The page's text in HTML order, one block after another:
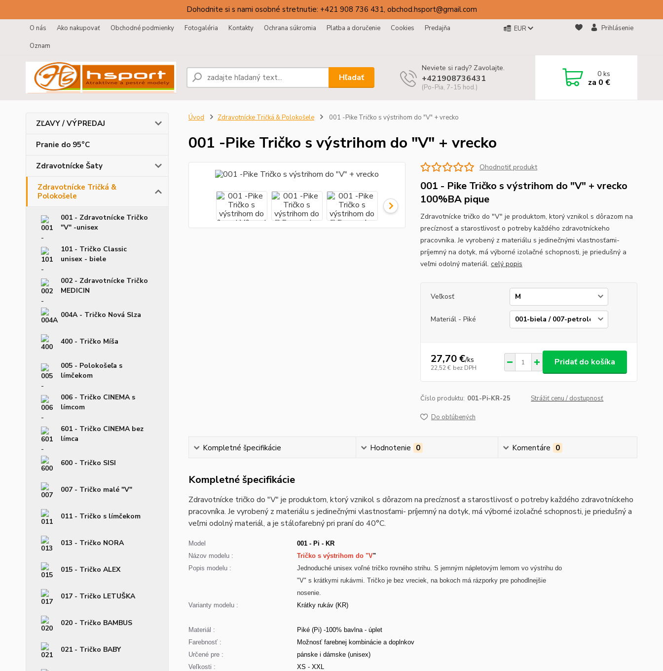
Dohodnite si s nami osobné stretnutie: +421 908 736 431, obchod.hsport@gmail.com
O nás Ako nakupovať Obchodné podmienky Fotogaléria Kontakty Ochrana súkromia Platba a doručenie Cookies
Predajňa
Oznam
EUR Prihlásenie
Hľadať
Neviete si rady? Zavolajte.
+421908736431
(Po-Pia, 7-15 hod.)
0ks
za 0 €
ZĽAVY / VÝPREDAJ
Pranie do 95°C
Zdravotnícke Šaty
Zdravotnícke Tričká &
Polokošele
001 - Zdravotnícke Tričko
"V" -unisex
101 - Tričko Classic
unisex - biele
002 - Zdravotnícke Tričko
MEDICIN
004A - Tričko Nová Slza
400 - Tričko Míša
005 - Polokošeľa s
límčekom
006 - Tričko CINEMA s
límcom
601 - Tričko CINEMA bez
límca
600 - Tričko SISI
007 - Tričko malé "V"
011 - Tričko s límčekom
013 - Tričko NORA
015 - Tričko ALEX
017 - Tričko LETUŠKA
020 - Tričko BAMBUS
021 - Tričko BABY
Úvod Zdravotnícke Tričká & Polokošele 001 -Pike Tričko s výstrihom do "V" + vrecko
001 -Pike Tričko s výstrihom do "V" + vrecko
Ohodnotiť produkt
001 - Pike Tričko s výstrihom do "V" + vrecko
100%BA pique
Zdravotnícke tričko do "V" je produktom, ktorý vznikol s dôrazom na
precíznosť a starostlivosť o potreby každého zdravotníckeho
pracovníka. Je vyrobený z materiálu s jedinečnými vlastnosťami-
príjemný na dotyk, má výborné izolačné schopnosti, je priedušný a
veľmi odolný materiál. celý popis
Veľkosť
Materiál - Piké
27,70 €/ks
22,52 € bez DPH
Pridať do košíka
Číslo produktu: 001-Pi-KR-25 Strážiť cenu / dostupnosť
Do obľúbených
Kompletné špecifikácie Hodnotenie 0 Komentáre 0
Kompletné špecifikácie
Zdravotnícke tričko do "V" je produktom, ktorý vznikol s dôrazom na precíznosť a starostlivosť o potreby každého zdravotníckeho
pracovníka. Je vyrobený z materiálu s jedinečnými vlastnosťami- príjemný na dotyk, má výborné izolačné schopnosti, je priedušný a
veľmi odolný materiál, a je stálofarebný pri praní do 40°C.
Model
001 - Pi - KR
Názov modelu :
Tričko s výstrihom do "V"
Popis modelu :
Jednoduché unisex voľné tričko rovného strihu. S jemným nápletovým lemom vo výstrihu do
"V" s krátkymi rukávmi. Tričko je bez vreciek, na bokoch má rázporky pre pohodlnejšie
nosenie.
Varianty modelu :
Krátky rukáv (KR)
Materiál :
Piké (Pi) -100% bavlna - úplet
Farebnosť :
Možnosť farebnej kombinácie a doplnkov
Určené pre :
pánske i dámske (unisex)
Veľkosti :
XS - XXL